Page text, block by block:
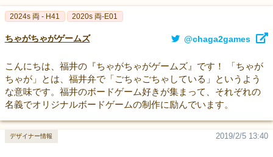
2024s 両 - H41 2020s 両-E01
ちゃがちゃがゲームズ @chaga2games
こんにちは、福井の『ちゃがちゃがゲームズ』です！ 「ちゃが
ちゃが」とは、福井弁で「ごちゃごちゃしている」というよう
な意味です。福井のボードゲーム好きが集まって、それぞれの
名義でオリジナルボードゲームの制作に励んでいます。
2019/2/5 13:40
デザイナー情報